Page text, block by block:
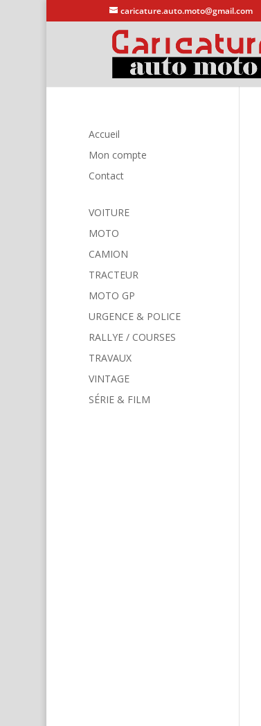
caricature.auto.moto@gmail.com
Accueil
Mon compte
Contact
VOITURE
MOTO
CAMION
TRACTEUR
MOTO GP
URGENCE & POLICE
RALLYE / COURSES
TRAVAUX
VINTAGE
SÉRIE & FILM